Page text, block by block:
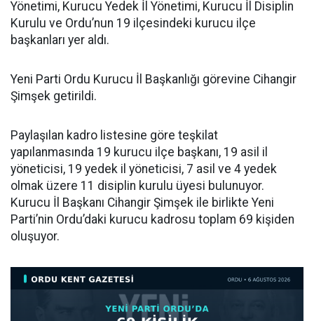
Yönetimi, Kurucu Yedek İl Yönetimi, Kurucu İl Disiplin
Kurulu ve Ordu’nun 19 ilçesindeki kurucu ilçe
başkanları yer aldı.
Yeni Parti Ordu Kurucu İl Başkanlığı görevine Cihangir
Şimşek getirildi.
Paylaşılan kadro listesine göre teşkilat
yapılanmasında 19 kurucu ilçe başkanı, 19 asil il
yöneticisi, 19 yedek il yöneticisi, 7 asil ve 4 yedek
olmak üzere 11 disiplin kurulu üyesi bulunuyor.
Kurucu İl Başkanı Cihangir Şimşek ile birlikte Yeni
Parti’nin Ordu’daki kurucu kadrosu toplam 69 kişiden
oluşuyor.